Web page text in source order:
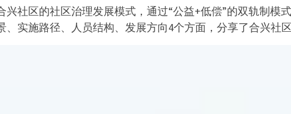
社区的社区治理发展模式，通过“公益+低偿”的双轨制模
实施路径、人员结构、发展方向4个方面，分享了合兴社区